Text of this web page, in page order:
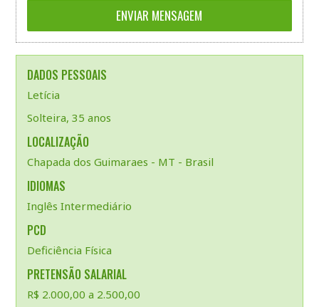
DADOS PESSOAIS
Letícia
Solteira, 35 anos
LOCALIZAÇÃO
Chapada dos Guimaraes - MT - Brasil
IDIOMAS
Inglês Intermediário
PCD
Deficiência Física
PRETENSÃO SALARIAL
R$ 2.000,00 a 2.500,00